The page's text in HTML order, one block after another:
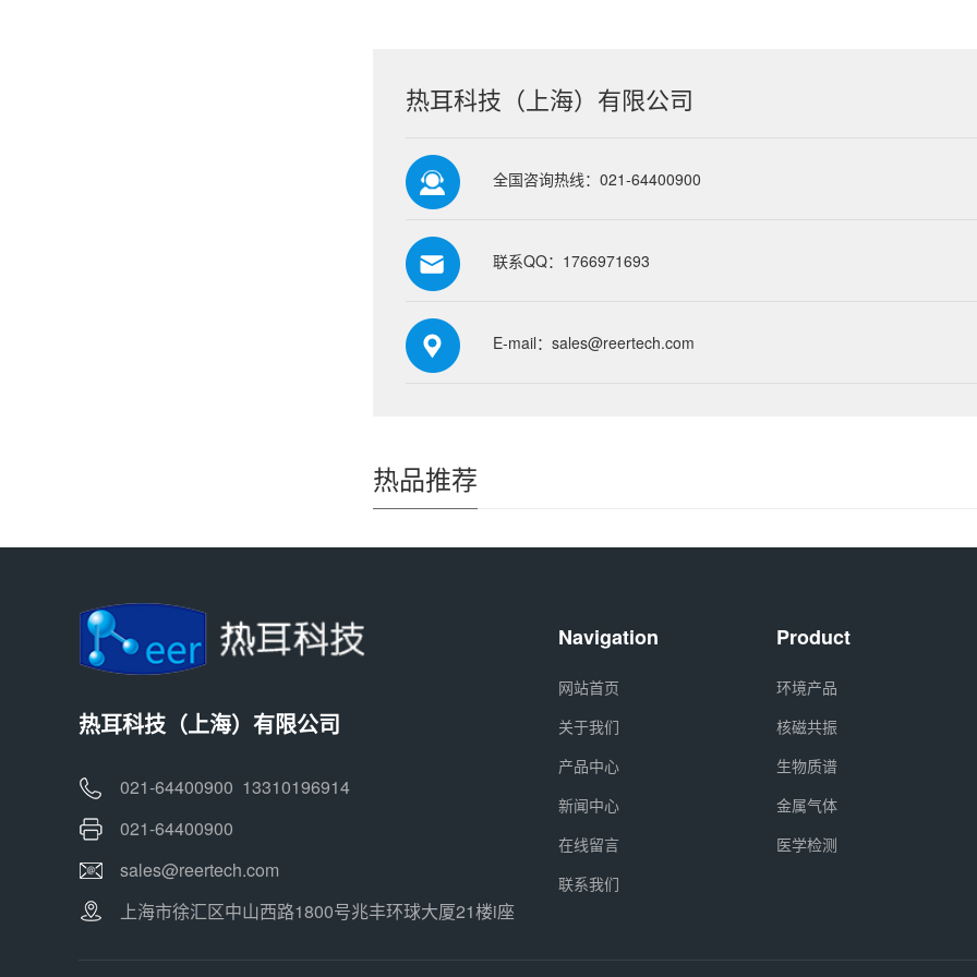
热耳科技（上海）有限公司
全国咨询热线：021-64400900
联系QQ：1766971693
E-mail：sales@reertech.com
热品推荐
热耳科技（上海）有限公司
021-64400900 13310196914
021-64400900
sales@reertech.com
上海市徐汇区中山西路1800号兆丰环球大厦21楼i座
Navigation
网站首页
关于我们
产品中心
新闻中心
在线留言
联系我们
Product
环境产品
核磁共振
生物质谱
金属气体
医学检测